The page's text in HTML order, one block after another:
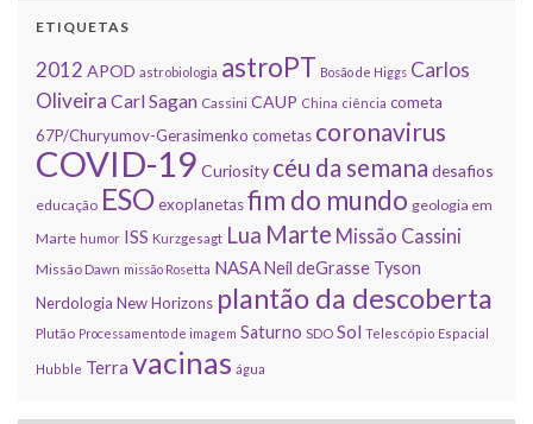
ETIQUETAS
2012 APOD astrobiologia astroPT Bosão de Higgs Carlos
Oliveira Carl Sagan Cassini CAUP China ciência cometa
67P/Churyumov-Gerasimenko cometas coronavirus
COVID-19 Curiosity céu da semana desafios
educação ESOexoplanetasfim do mundo geologia em
Marte humor ISS Kurzgesagt Lua Marte Missão Cassini
Missão Dawn missão Rosetta NASANeil deGrasse Tyson
Nerdologia New Horizons plantão da descoberta
Plutão Processamento de imagem Saturno SDO Sol Telescópio Espacial
Hubble Terra vacinas água